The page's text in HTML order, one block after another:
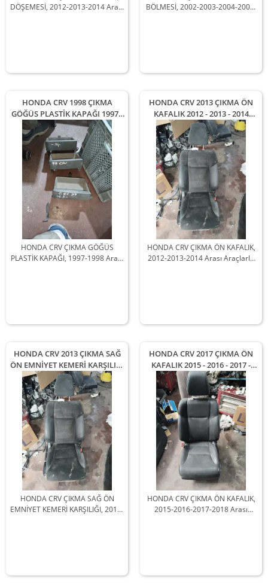
DÖŞEMESİ, 2012-2013-2014 Arası
BÖLMESİ, 2002-2003-2004-2005-
HONDA CRV 1998 ÇIKMA
GÖĞÜS PLASTİK KAPAĞI 1997 -
1998 Arası Modellerle
Uyumludur
HONDA CRV ÇIKMA GÖĞÜS
PLASTİK KAPAĞI, 1997-1998 Arası
HONDA CRV 2013 ÇIKMA ÖN
KAFALIK 2012 - 2013 - 2014
Arası Modellerle Uyumludur
HONDA CRV ÇIKMA ÖN KAFALIK,
2012-2013-2014 Arası Araçlarla
HONDA CRV 2013 ÇIKMA SAĞ
ÖN EMNİYET KEMERİ KARŞILIĞI
2012 - 2013 - 2014 Arası
Modellerle Uyumludur
HONDA CRV ÇIKMA SAĞ ÖN
EMNİYET KEMERİ KARŞILIĞI, 2012-
HONDA CRV 2017 ÇIKMA ÖN
KAFALIK 2015 - 2016 - 2017 -
2018 Arası Modellerle
Uyumludur
HONDA CRV ÇIKMA ÖN KAFALIK,
2015-2016-2017-2018 Arası